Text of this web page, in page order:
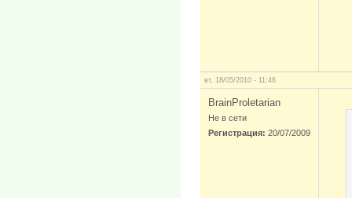
вт, 18/05/2010 - 11:46
BrainProletarian
Не в сети
Регистрация: 20/07/2009